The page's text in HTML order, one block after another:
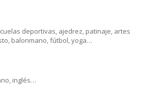
deportivas, ajedrez, patinaje, artes
balonmano, fútbol, yoga…
inglés…